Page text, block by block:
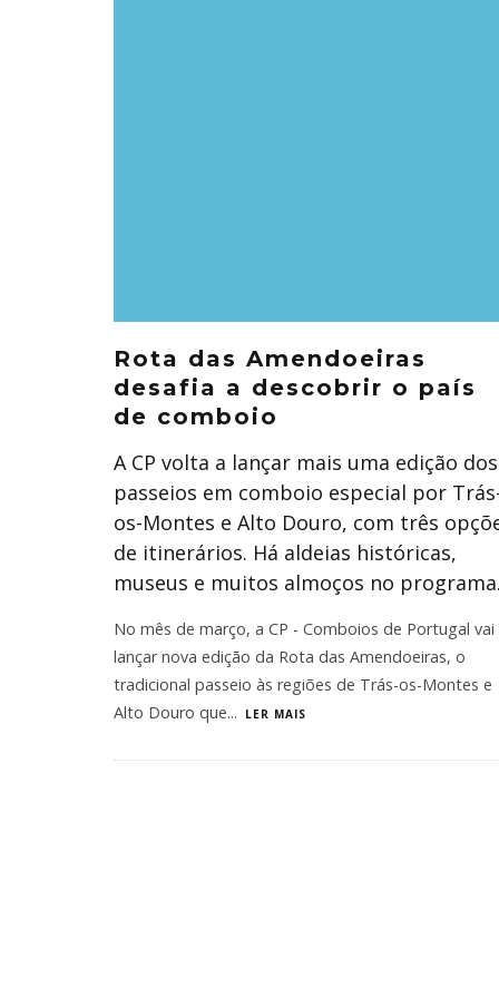
Rota das Amendoeiras
desafia a descobrir o país
de comboio
A CP volta a lançar mais uma edição dos
passeios em comboio especial por
os-Montes e Alto Douro, com três
de itinerários. Há aldeias históricas,
museus e muitos almoços no
No mês de março, a CP - Comboios de Portugal vai
lançar nova edição da Rota das Amendoeiras, o
tradicional passeio às regiões de Trás-os-Montes e
Alto Douro que... LER MAIS